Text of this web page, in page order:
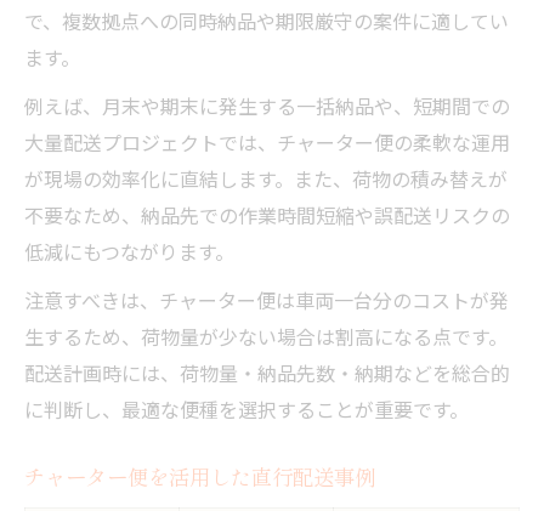
で、複数拠点への同時納品や期限厳守の案件に適してい
ます。
例えば、月末や期末に発生する一括納品や、短期間での
大量配送プロジェクトでは、チャーター便の柔軟な運用
が現場の効率化に直結します。また、荷物の積み替えが
不要なため、納品先での作業時間短縮や誤配送リスクの
低減にもつながります。
注意すべきは、チャーター便は車両一台分のコストが発
生するため、荷物量が少ない場合は割高になる点です。
配送計画時には、荷物量・納品先数・納期などを総合的
に判断し、最適な便種を選択することが重要です。
チャーター便を活用した直行配送事例